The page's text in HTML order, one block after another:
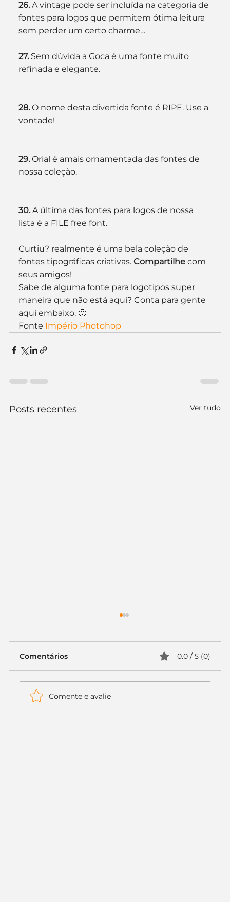
26. A vintage pode ser incluída na categoria de
fontes para logos que permitem ótima leitura
sem perder um certo charme…
27. Sem dúvida a Goca é uma fonte muito
refinada e elegante.
28. O nome desta divertida fonte é RIPE. Use a
vontade!
29. Orial é amais ornamentada das fontes de
nossa coleção.
30. A última das fontes para logos de nossa
lista é a FILE free font.
Curtiu? realmente é uma bela coleção de
fontes tipográficas criativas. Compartilhe com
seus amigos!
Sabe de alguma fonte para logotipos super
maneira que não está aqui? Conta para gente
aqui embaixo. 🙂
Fonte Império Photohop
Posts recentes Ver tudo
Comentários 0.0 / 5 (0)
Comente e avalie